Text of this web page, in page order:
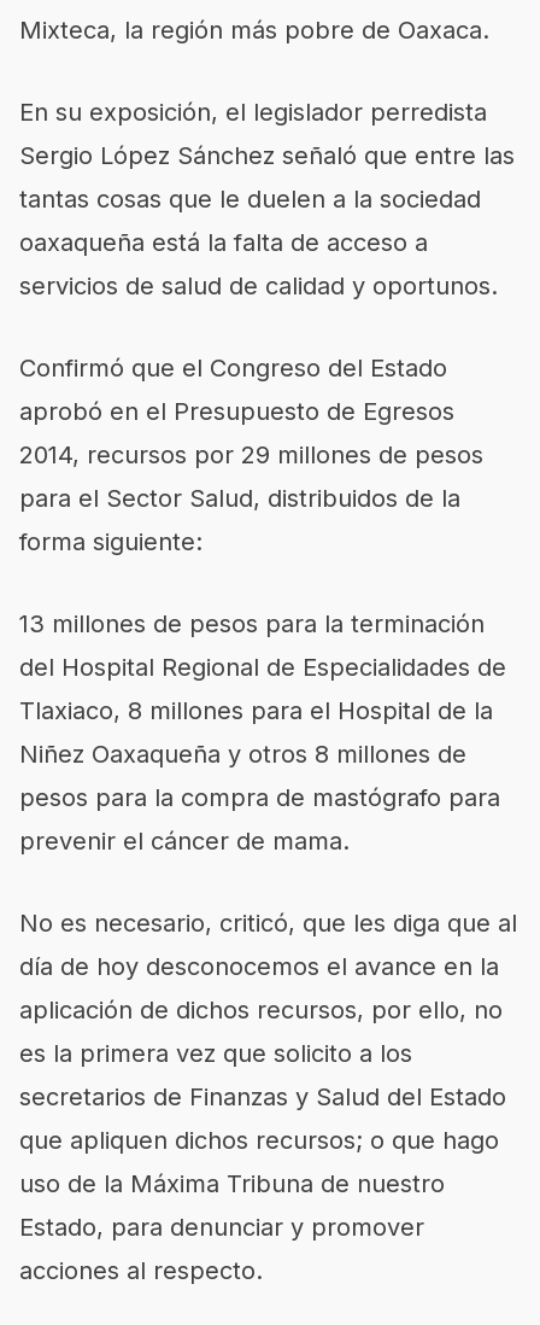
Mixteca, la región más pobre de Oaxaca.
En su exposición, el legislador perredista
Sergio López Sánchez señaló que entre las
tantas cosas que le duelen a la sociedad
oaxaqueña está la falta de acceso a
servicios de salud de calidad y oportunos.
Confirmó que el Congreso del Estado
aprobó en el Presupuesto de Egresos
2014, recursos por 29 millones de pesos
para el Sector Salud, distribuidos de la
forma siguiente:
13 millones de pesos para la terminación
del Hospital Regional de Especialidades de
Tlaxiaco, 8 millones para el Hospital de la
Niñez Oaxaqueña y otros 8 millones de
pesos para la compra de mastógrafo para
prevenir el cáncer de mama.
No es necesario, criticó, que les diga que al
día de hoy desconocemos el avance en la
aplicación de dichos recursos, por ello, no
es la primera vez que solicito a los
secretarios de Finanzas y Salud del Estado
que apliquen dichos recursos; o que hago
uso de la Máxima Tribuna de nuestro
Estado, para denunciar y promover
acciones al respecto.